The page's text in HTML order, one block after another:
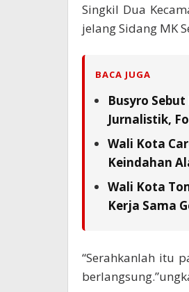
Singkil Dua
jelang Sidang MK
BACA JUGA
Busyro
Jurnalistik,
Wali Kota
Keindahan
Wali Kota
Kerja Sama
“Serahkanlah itu